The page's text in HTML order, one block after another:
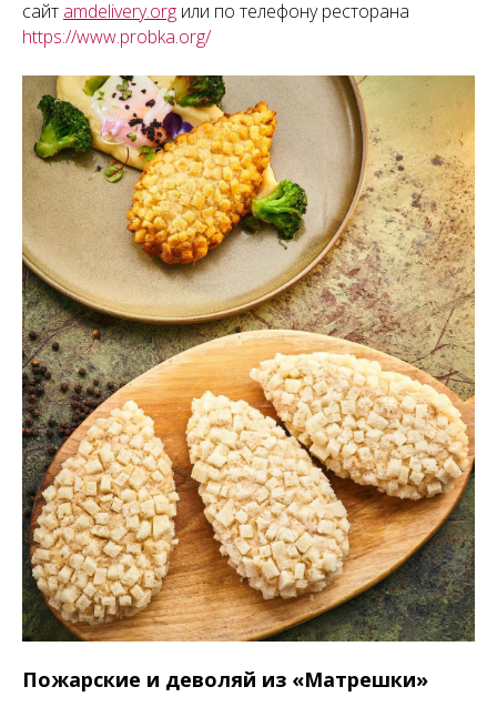
сайт amdelivery.org или по телефону ресторана
https://www.probka.org/
Пожарские и деволяй из «Матрешки»